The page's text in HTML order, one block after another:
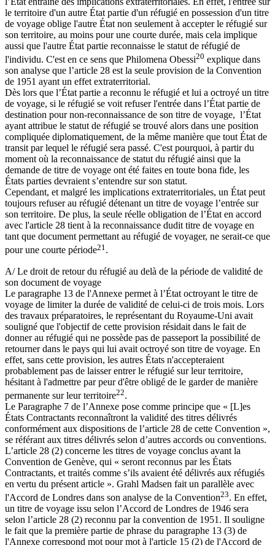
le territoire d'un autre État partie d'un réfugié en possession d'un titre
de voyage oblige l'autre État non seulement à accepter le réfugié sur
son territoire, au moins pour une courte durée, mais cela implique
aussi que l'autre État partie reconnaisse le statut de réfugié de
l'individu. C'est en ce sens que Philomena Obessi20 explique dans
son analyse que l’article 28 est la seule provision de la Convention
de 1951 ayant un effet extraterritorial.
Dès lors que l’État partie a reconnu le réfugié et lui a octroyé un titre
de voyage, si le réfugié se voit refuser l'entrée dans l’État partie de
destination pour non-reconnaissance de son titre de voyage, l’État
ayant attribue le statut de réfugié se trouvé alors dans une position
compliquée diplomatiquement, de la même manière que tout État de
transit par lequel le réfugié sera passé. C'est pourquoi, à partir du
moment où la reconnaissance de statut du réfugié ainsi que la
demande de titre de voyage ont été faites en toute bona fide, les
États parties devraient s’entendre sur son statut.
Cependant, et malgré les implications extraterritoriales, un État peut
toujours refuser au réfugié détenant un titre de voyage l’entrée sur
son territoire. De plus, la seule réelle obligation de l’État en accord
avec l'article 28 tient à la reconnaissance dudit titre de voyage en
tant que document permettant au réfugié de voyager, ne serait-ce que
pour une courte période21 .
A/ Le droit de retour du réfugié au delà de la période de validité de
son document de voyage
Le paragraphe 13 de l'Annexe permet à l’État octroyant le titre de
voyage de limiter la durée de validité de celui-ci de trois mois. Lors
des travaux préparatoires, le représentant du Royaume-Uni avait
souligné que l'objectif de cette provision résidait dans le fait de
donner au réfugié qui ne possède pas de passeport la possibilité de
retourner dans le pays qui lui avait octroyé son titre de voyage. En
effet, sans cette provision, les autres États n'accepteraient
probablement pas de laisser entrer le réfugié sur leur territoire,
hésitant à l'admettre par peur d'être obligé de le garder de manière
permanente sur leur territoire22.
Le Paragraphe 7 de l’Annexe pose comme principe que « [L]es
États Contractants reconnaîtront la validité des titres délivrés
conformément aux dispositions de l’article 28 de cette Convention »,
se référant aux titres délivrés selon d’autres accords ou conventions.
L’article 28 (2) concerne les titres de voyage conclus avant la
Convention de Genève, qui « seront reconnus par les États
Contractants, et traités comme s’ils avaient été délivrés aux réfugiés
en vertu du présent article ». Grahl Madsen fait un parallèle avec
l'Accord de Londres dans son analyse de la Convention23. En effet,
un titre de voyage issu selon l’Accord de Londres de 1946 sera
selon l’article 28 (2) reconnu par la convention de 1951. Il souligne
le fait que la première partie de phrase du paragraphe 13 (3) de
l'Annexe correspond mot pour mot à l'article 15 (2) de l'Accord de